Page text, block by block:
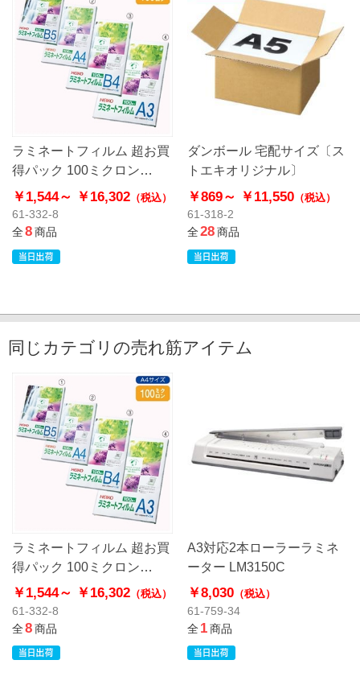
ラミネートフィルム 超お買
得パック 100ミクロン
【HEIKO】
￥1,544～ ￥16,302 （税込）
61-332-8
全8商品
ダンボール 宅配サイズ〔ス
トエキオリジナル〕
￥869～ ￥11,550（税込）
61-318-2
全28商品
同じカテゴリの売れ筋アイテム
ラミネートフィルム 超お買
得パック 100ミクロン
【HEIKO】
￥1,544～ ￥16,302 （税込）
61-332-8
全8商品
A3対応2本ローラーラミネ
ーター LM3150C
￥8,030（税込）
61-759-34
全1商品